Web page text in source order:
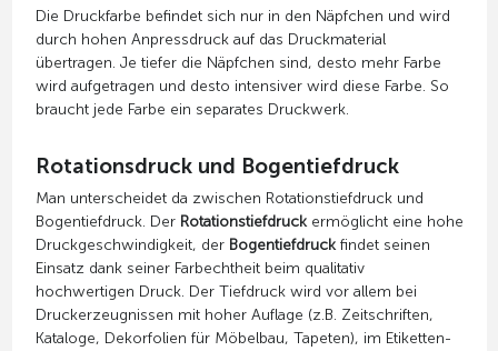
Die Druckfarbe befindet sich nur in den Näpfchen und wird
durch hohen Anpressdruck auf das Druckmaterial
übertragen. Je tiefer die Näpfchen sind, desto mehr Farbe
wird aufgetragen und desto intensiver wird diese Farbe. So
braucht jede Farbe ein separates Druckwerk.
Rotationsdruck und Bogentiefdruck
Man unterscheidet da zwischen Rotationstiefdruck und
Bogentiefdruck. Der Rotationstiefdruckermöglicht eine hohe
Druckgeschwindigkeit, der Bogentiefdruckfindet seinen
Einsatz dank seiner Farbechtheit beim qualitativ
hochwertigen Druck. Der Tiefdruck wird vor allem bei
Druckerzeugnissen mit hoher Auflage (z.B. Zeitschriften,
Kataloge, Dekorfolien für Möbelbau, Tapeten), im Etiketten-